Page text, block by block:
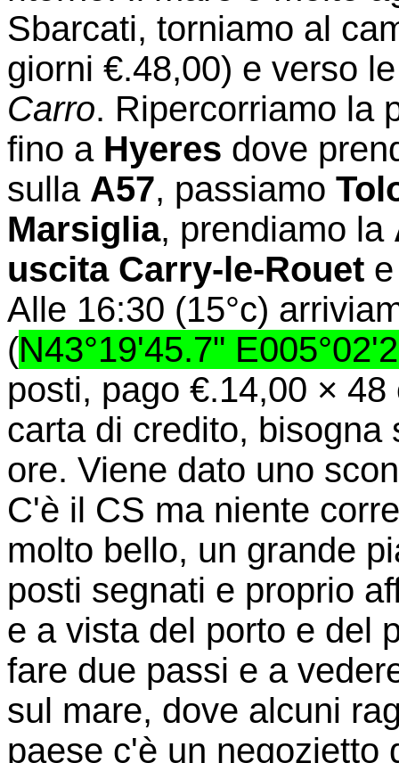
Sbarcati, torniamo al
giorni €.48,00) e verso
Carro. Ripercorriamo la
fino a Hyeres dove
sulla A57, passiamo
Marsiglia, prendiamo la
uscita Carry-le-Rouet
Alle 16:30 (15°c)
(N43°19'45.7"
posti, pago €.14,00 ×
carta di credito, bisogna
ore. Viene dato uno
C'è il CS ma niente
molto bello, un grande
posti segnati e proprio
e a vista del porto e del
fare due passi e a
sul mare, dove alcuni
paese c'è un negozietto